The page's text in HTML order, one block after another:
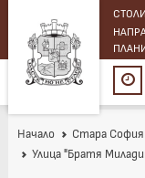
Начало Стара София
Улица "Братя